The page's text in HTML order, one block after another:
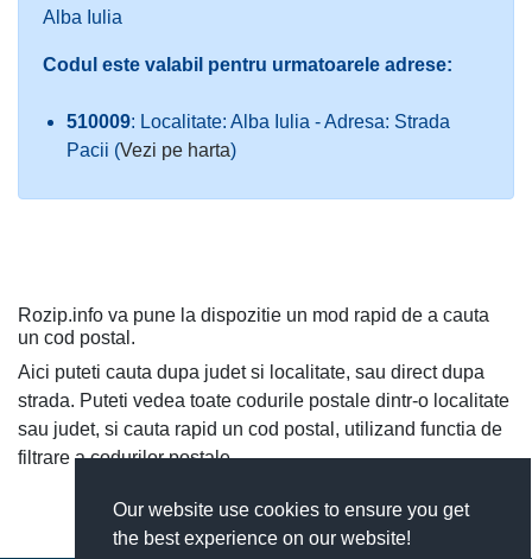
Our website use cookies to ensure you get
the best experience on our website!
Alba Iulia
Codul este valabil pentru urmatoarele adrese:
510009: Localitate: Alba Iulia - Adresa: Strada
Pacii (Vezi pe harta)
Rozip.info va pune la dispozitie un mod rapid de a cauta
un cod postal.
Aici puteti cauta dupa judet si localitate, sau direct dupa
strada. Puteti vedea toate codurile postale dintr-o localitate
sau judet, si cauta rapid un cod postal, utilizand functia de
filtrare a codurilor postale.